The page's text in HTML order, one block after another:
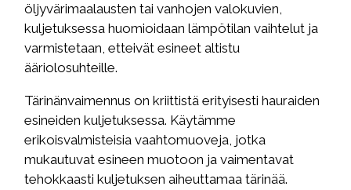
öljyvärimaalausten tai vanhojen valokuvien,
kuljetuksessa huomioidaan lämpötilan vaihtelut ja
varmistetaan, etteivät esineet altistu
ääriolosuhteille.
Tärinänvaimennus on kriittistä erityisesti hauraiden
esineiden kuljetuksessa. Käytämme
erikoisvalmisteisia vaahtomuoveja, jotka
mukautuvat esineen muotoon ja vaimentavat
tehokkaasti kuljetuksen aiheuttamaa tärinää.